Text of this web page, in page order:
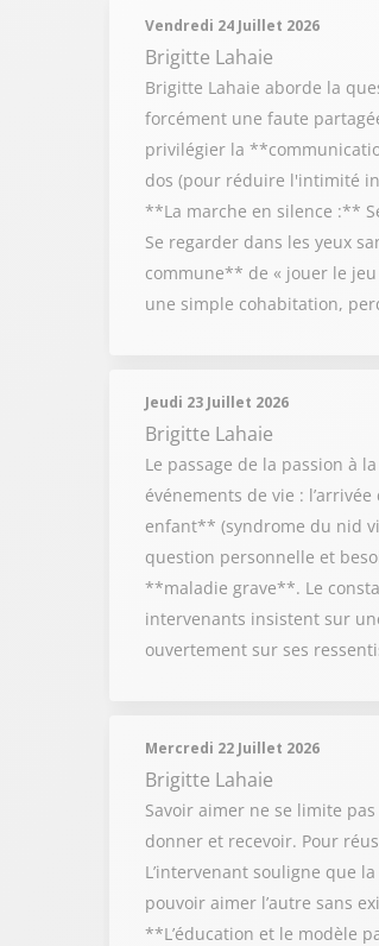
Vendredi 24 Juillet 2026
Brigitte Lahaie
Brigitte Lahaie aborde la
forcément une faute
privilégier la
dos (pour réduire l'intimité
**La marche en silence :**
Se regarder dans les yeux
commune** de « jouer le
une simple cohabitation,
Jeudi 23 Juillet 2026
Brigitte Lahaie
Le passage de la passion à
événements de vie :
enfant** (syndrome du nid
question personnelle et
**maladie grave**. Le
intervenants insistent sur
ouvertement sur ses
Mercredi 22 Juillet 2026
Brigitte Lahaie
Savoir aimer ne se limite
donner et recevoir. Pour
L’intervenant souligne que
pouvoir aimer l’autre sans
**L’éducation et le modèle